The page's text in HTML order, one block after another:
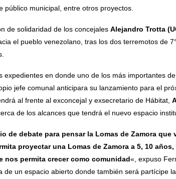
municipal, entre otros proyectos.
de solidaridad de los concejales Alejandro Trotta
el pueblo venezolano, tras los dos terremotos de
expedientes en donde uno de los más importantes
jefe comunal anticipara su lanzamiento para el
al frente al exconcejal y exsecretario de Hábitat,
de los alcances que tendrá el nuevo espacio
de debate para pensar la Lomas de Zamora
proyectar una Lomas de Zamora a 5, 10
nos permita crecer como comunidad«, expuso
de un espacio abierto donde también será partícipe